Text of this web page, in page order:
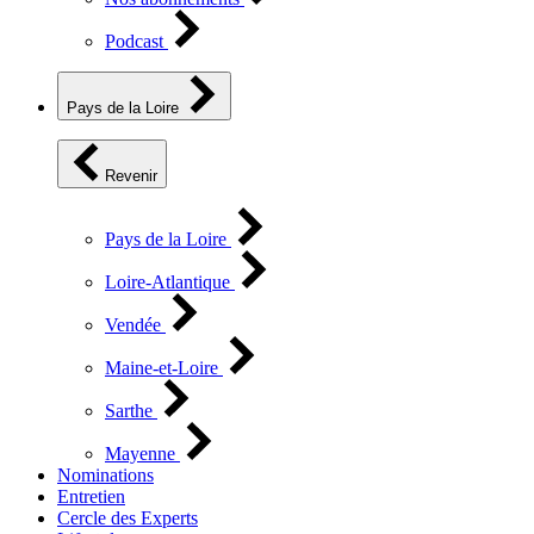
Podcast
Pays de la Loire
Revenir
Pays de la Loire
Loire-Atlantique
Vendée
Maine-et-Loire
Sarthe
Mayenne
Nominations
Entretien
Cercle des Experts